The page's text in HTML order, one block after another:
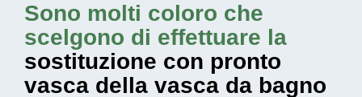
Sono molti coloro che
scelgono di effettuare la
sostituzione con pronto
vasca della vasca da bagno